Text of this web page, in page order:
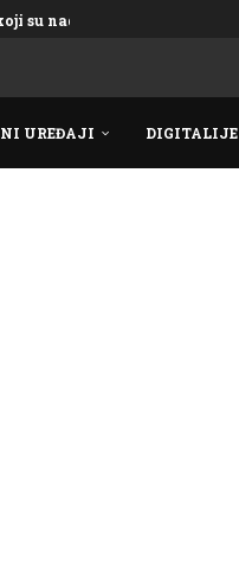
su nadmašili...
UREĐAJI DIGITALIJE